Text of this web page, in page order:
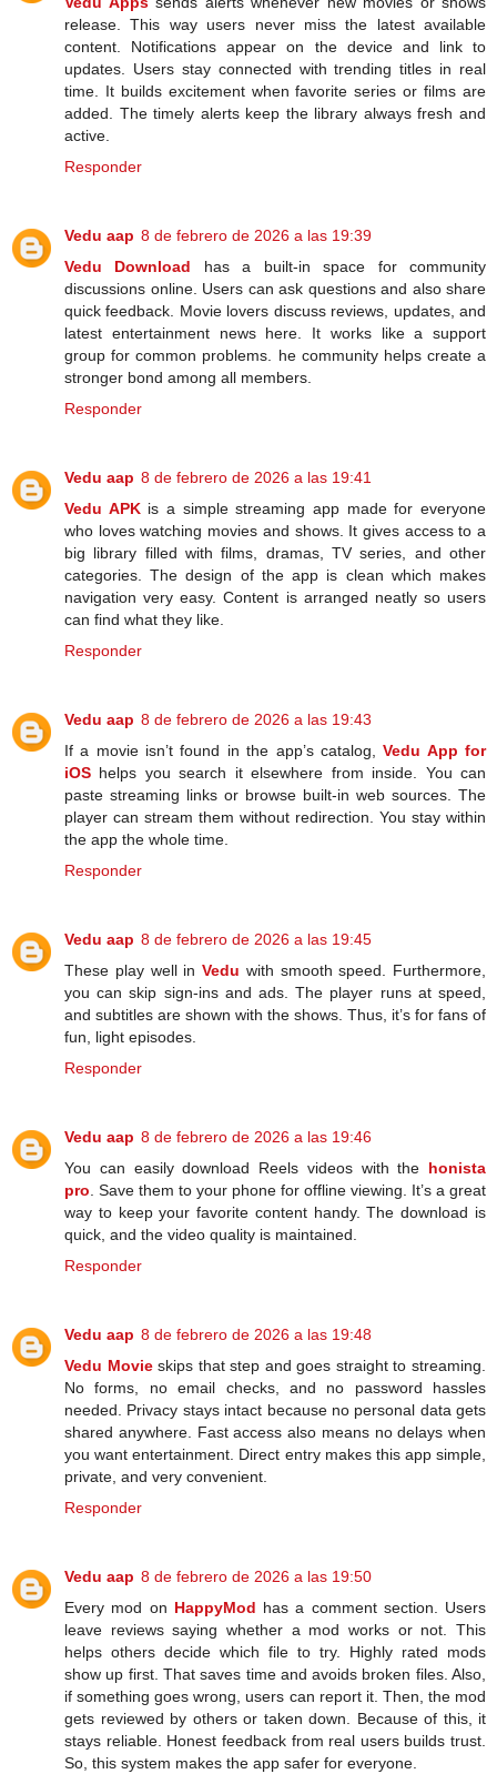
release. This way users never miss the latest available
content. Notifications appear on the device and link to
updates. Users stay connected with trending titles in real
time. It builds excitement when favorite series or films are
added. The timely alerts keep the library always fresh and
active.
Responder
Vedu aap 8 de febrero de 2026 a las 19:39
Vedu Download has a built-in space for community
discussions online. Users can ask questions and also share
quick feedback. Movie lovers discuss reviews, updates, and
latest entertainment news here. It works like a support
group for common problems. he community helps create a
stronger bond among all members.
Responder
Vedu aap 8 de febrero de 2026 a las 19:41
Vedu APKis a simple streaming app made for everyone
who loves watching movies and shows. It gives access to a
big library filled with films, dramas, TV series, and other
categories. The design of the app is clean which makes
navigation very easy. Content is arranged neatly so users
can find what they like.
Responder
Vedu aap 8 de febrero de 2026 a las 19:43
If a movie isn’t found in the app’s catalog,Vedu App for
iOS helps you search it elsewhere from inside. You can
paste streaming links or browse built-in web sources. The
player can stream them without redirection. You stay within
the app the whole time.
Responder
Vedu aap 8 de febrero de 2026 a las 19:45
These play well in Vedu with smooth speed. Furthermore,
you can skip sign-ins and ads. The player runs at speed,
and subtitles are shown with the shows. Thus, it’s for fans of
fun, light episodes.
Responder
Vedu aap 8 de febrero de 2026 a las 19:46
You can easily download Reels videos with the honista
pro. Save them to your phone for offline viewing. It’s a great
way to keep your favorite content handy. The download is
quick, and the video quality is maintained.
Responder
Vedu aap 8 de febrero de 2026 a las 19:48
Vedu Movieskips that step and goes straight to streaming.
No forms, no email checks, and no password hassles
needed. Privacy stays intact because no personal data gets
shared anywhere. Fast access also means no delays when
you want entertainment. Direct entry makes this app simple,
private, and very convenient.
Responder
Vedu aap 8 de febrero de 2026 a las 19:50
Every mod on HappyMod has a comment section. Users
leave reviews saying whether a mod works or not. This
helps others decide which file to try. Highly rated mods
show up first. That saves time and avoids broken files. Also,
if something goes wrong, users can report it. Then, the mod
gets reviewed by others or taken down. Because of this, it
stays reliable. Honest feedback from real users builds trust.
So, this system makes the app safer for everyone.